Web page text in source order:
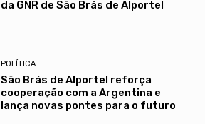
da GNR de São Brás de Alportel
POLÍTICA
São Brás de Alportel reforça
cooperação com a Argentina e
lança novas pontes para o futuro